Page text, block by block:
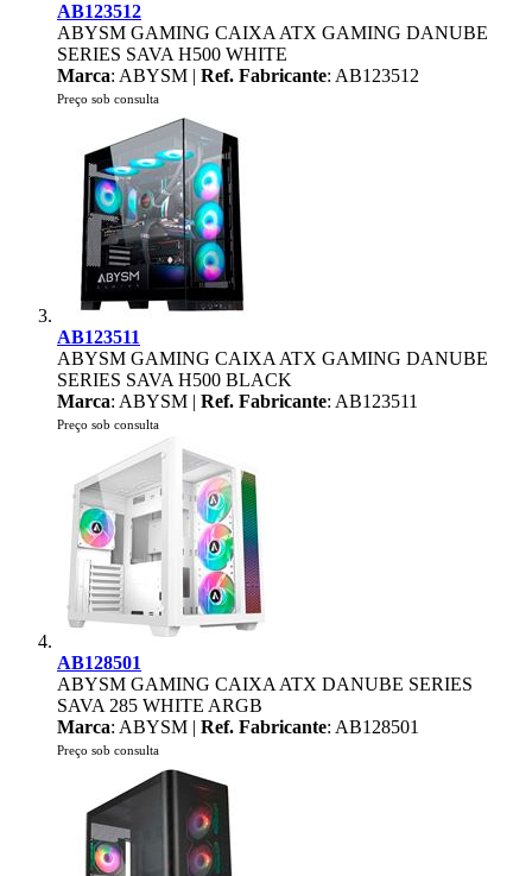
AB123512
ABYSM GAMING CAIXA ATX GAMING DANUBE
SERIES SAVA H500 WHITE
Marca: ABYSM | Ref. Fabricante: AB123512
Preço sob consulta
AB123511
ABYSM GAMING CAIXA ATX GAMING DANUBE
SERIES SAVA H500 BLACK
Marca: ABYSM | Ref. Fabricante: AB123511
Preço sob consulta
AB128501
ABYSM GAMING CAIXA ATX DANUBE SERIES
SAVA 285 WHITE ARGB
Marca: ABYSM | Ref. Fabricante: AB128501
Preço sob consulta